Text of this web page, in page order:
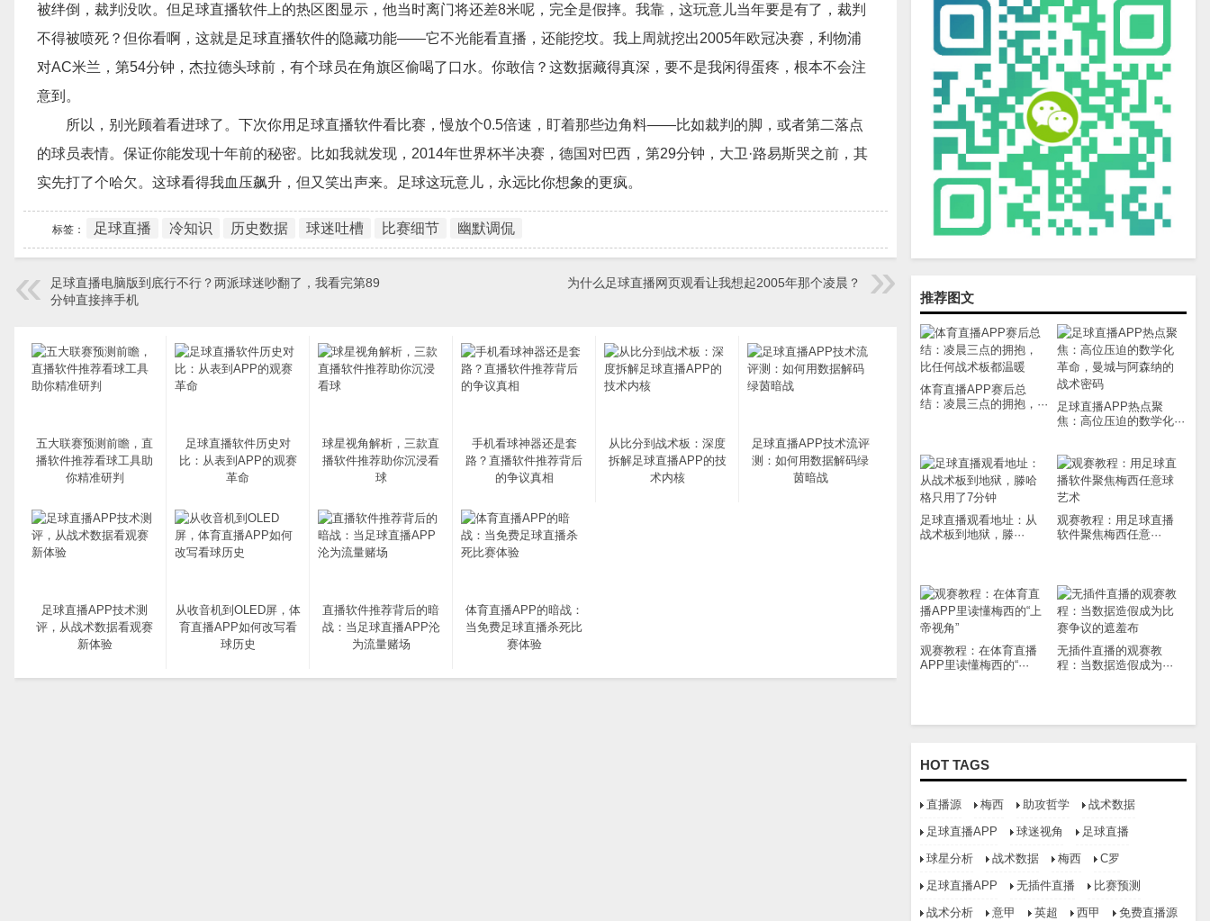
推荐图文
体育直播APP赛后总
结：凌晨三点的拥抱，···
足球直播APP热点聚
焦：高位压迫的数学化···
足球直播观看地址：从
战术板到地狱，滕···
观赛教程：用足球直播
软件聚焦梅西任意···
观赛教程：在体育直播
APP里读懂梅西的“···
无插件直播的观赛教
程：当数据造假成为···
HOT TAGS
直播源 梅西 助攻哲学
战术数据
足球直播APP
球迷视角
足球直播
球星分析
战术数据 梅西
C罗
足球直播APP
无插件直播
比赛预测
战术分析
意甲 英超 西甲 免费直播源
被绊倒，裁判没吹。但足球直播软件上的热区图显示，他当时离门将还差8米呢，完全是假摔。我靠，这玩意儿当年要是有了，裁判
不得被喷死？但你看啊，这就是足球直播软件的隐藏功能——它不光能看直播，还能挖坟。我上周就挖出2005年欧冠决赛，利物浦
对AC米兰，第54分钟，杰拉德头球前，有个球员在角旗区偷喝了口水。你敢信？这数据藏得真深，要不是我闲得蛋疼，根本不会注
意到。
所以，别光顾着看进球了。下次你用足球直播软件看比赛，慢放个0.5倍速，盯着那些边角料——比如裁判的脚，或者第二落点
的球员表情。保证你能发现十年前的秘密。比如我就发现，2014年世界杯半决赛，德国对巴西，第29分钟，大卫·路易斯哭之前，其
实先打了个哈欠。这球看得我血压飙升，但又笑出声来。足球这玩意儿，永远比你想象的更疯。
标签： 足球直播 冷知识 历史数据 球迷吐槽 比赛细节 幽默调侃
足球直播电脑版到底行不行？两派球迷吵翻了，我看完第89
分钟直接摔手机
为什么足球直播网页观看让我想起2005年那个凌晨？
五大联赛预测前瞻，直
播软件推荐看球工具助
你精准研判
足球直播软件历史对
比：从表到APP的观赛
革命
球星视角解析，三款直
播软件推荐助你沉浸看
球
手机看球神器还是套
路？直播软件推荐背后
的争议真相
从比分到战术板：深度
拆解足球直播APP的技
术内核
足球直播APP技术流评
测：如何用数据解码绿
茵暗战
足球直播APP技术测
评，从战术数据看观赛
新体验
从收音机到OLED屏，体
育直播APP如何改写看
球历史
直播软件推荐背后的暗
战：当足球直播APP沦
为流量赌场
体育直播APP的暗战：
当免费足球直播杀死比
赛体验